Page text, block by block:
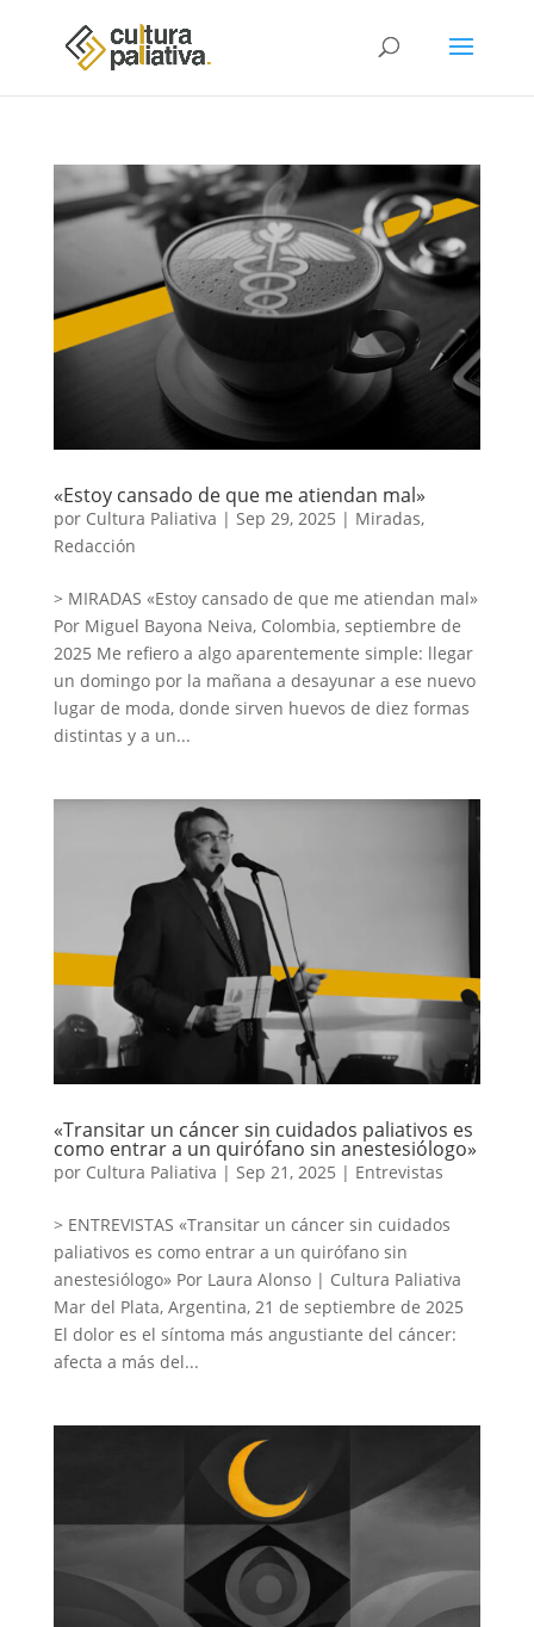
«Estoy cansado de que me atiendan mal»
por Cultura Paliativa | Sep 29, 2025 | Miradas,
Redacción
> MIRADAS «Estoy cansado de que me atiendan mal»
Por Miguel Bayona Neiva, Colombia, septiembre de
2025 Me refiero a algo aparentemente simple: llegar
un domingo por la mañana a desayunar a ese nuevo
lugar de moda, donde sirven huevos de diez formas
distintas y a un...
«Transitar un cáncer sin cuidados paliativos es
como entrar a un quirófano sin anestesiólogo»
por Cultura Paliativa | Sep 21, 2025 | Entrevistas
> ENTREVISTAS «Transitar un cáncer sin cuidados
paliativos es como entrar a un quirófano sin
anestesiólogo» Por Laura Alonso | Cultura Paliativa
Mar del Plata, Argentina, 21 de septiembre de 2025
El dolor es el síntoma más angustiante del cáncer:
afecta a más del...